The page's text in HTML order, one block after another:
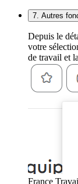
7. Autres
Depuis le
votre
de travail et
France